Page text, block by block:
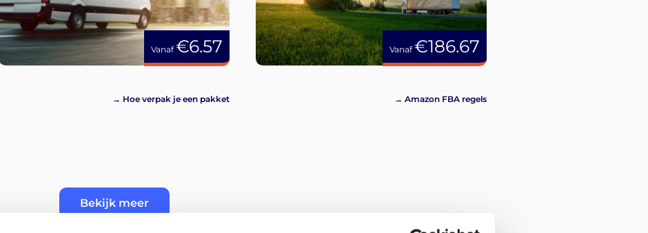
Vanaf€6.57
→ Hoe verpak je een pakket
Vanaf€186.67
→ Amazon FBA regels
Bekijk meer